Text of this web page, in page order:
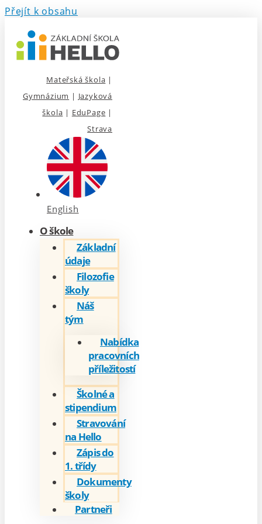
Přejít k obsahu
Mateřská škola |
Gymnázium | Jazyková
škola | EduPage |
Strava
English
O škole
Základní
údaje
Filozofie
školy
Náš
tým
Nabídka
pracovních
příležitostí
Školné a
stipendium
Stravování
na Hello
Zápis do
1. třídy
Dokumenty
školy
Partneři